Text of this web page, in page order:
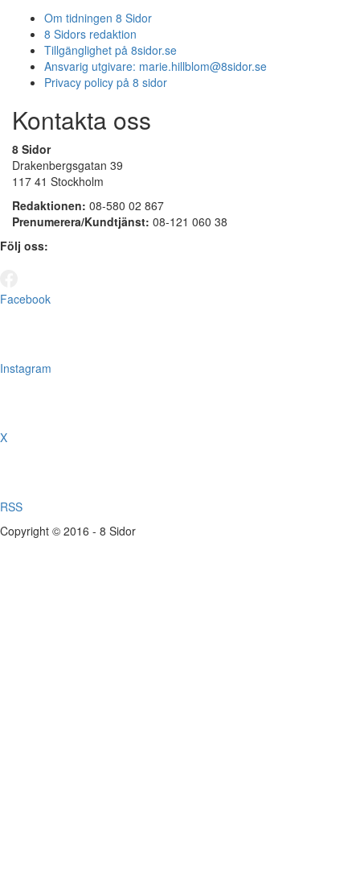
Om tidningen 8 Sidor
8 Sidors redaktion
Tillgänglighet på 8sidor.se
Ansvarig utgivare: marie.hillblom@8sidor.se
Privacy policy på 8 sidor
Kontakta oss
8 Sidor
Drakenbergsgatan 39
117 41 Stockholm
Redaktionen: 08-580 02 867
Prenumerera/Kundtjänst: 08-121 060 38
Följ oss:
Facebook
Instagram
X
RSS
Copyright © 2016 - 8 Sidor